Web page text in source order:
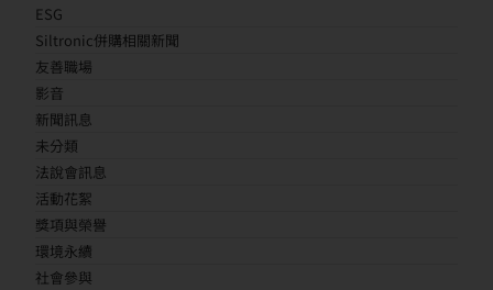
ESG
Siltronic併購相關新聞
友善職場
影音
新聞訊息
未分類
法說會訊息
活動花絮
獎項與榮譽
環境永續
社會參與